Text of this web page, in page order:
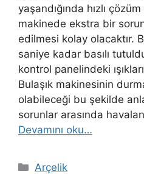
yaşandığında hızlı
makinede ekstra bir
edilmesi kolay olacaktır.
saniye kadar basılı
kontrol panelindeki
Bulaşık makinesinin
olabileceği bu şekilde
sorunlar arasında
Devamını oku…
Kategoriler
Arçelik